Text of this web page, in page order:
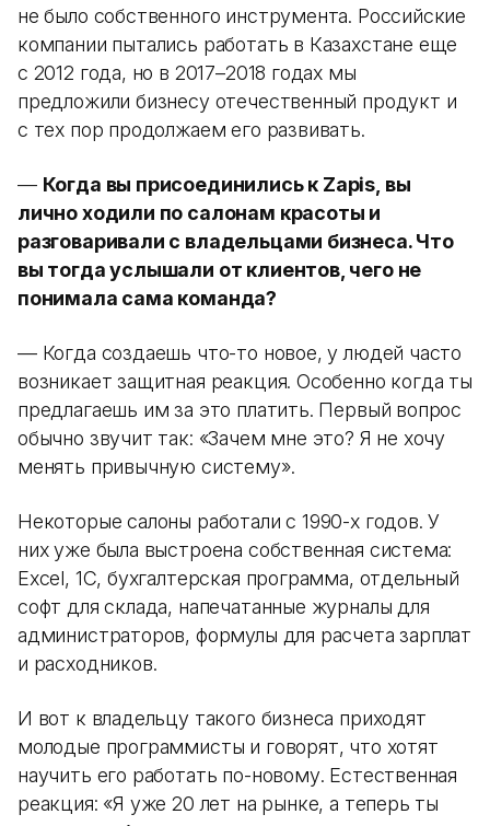
не было собственного инструмента. Российские
компании пытались работать в Казахстане еще
с 2012 года, но в 2017–2018 годах мы
предложили бизнесу отечественный продукт и
с тех пор продолжаем его развивать.
— Когда вы присоединились к Zapis, вы
лично ходили по салонам красоты и
разговаривали с владельцами бизнеса. Что
вы тогда услышали от клиентов, чего не
понимала сама команда?
— Когда создаешь что-то новое, у людей часто
возникает защитная реакция. Особенно когда ты
предлагаешь им за это платить. Первый вопрос
обычно звучит так: «Зачем мне это? Я не хочу
менять привычную систему».
Некоторые салоны работали с 1990-х годов. У
них уже была выстроена собственная система:
Excel, 1С, бухгалтерская программа, отдельный
софт для склада, напечатанные журналы для
администраторов, формулы для расчета зарплат
и расходников.
И вот к владельцу такого бизнеса приходят
молодые программисты и говорят, что хотят
научить его работать по-новому. Естественная
реакция: «Я уже 20 лет на рынке, а теперь ты